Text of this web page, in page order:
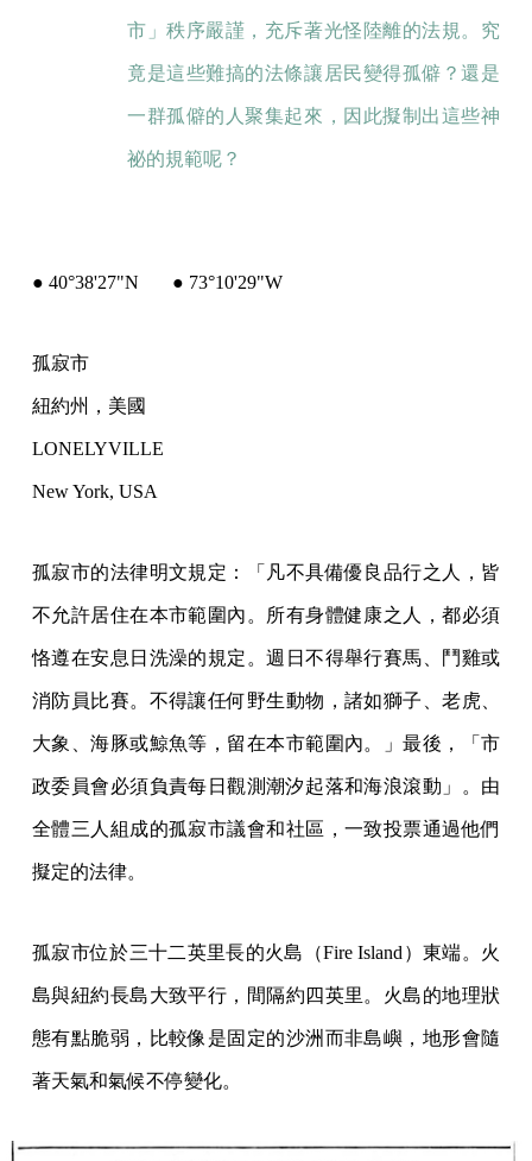
市」秩序嚴謹，充斥著光怪陸離的法規。究
竟是這些難搞的法條讓居民變得孤僻？還是
一群孤僻的人聚集起來，因此擬制出這些神
祕的規範呢？
● 40°38'27"N ● 73°10'29"W
孤寂市
紐約州，美國
LONELYVILLE
New York, USA
孤寂市的法律明文規定：「凡不具備優良品行之人，皆
不允許居住在本市範圍內。所有身體健康之人，都必須
恪遵在安息日洗澡的規定。週日不得舉行賽馬、鬥雞或
消防員比賽。不得讓任何野生動物，諸如獅子、老虎、
大象、海豚或鯨魚等，留在本市範圍內。」最後，「市
政委員會必須負責每日觀測潮汐起落和海浪滾動」。由
全體三人組成的孤寂市議會和社區，一致投票通過他們
擬定的法律。
孤寂市位於三十二英里長的火島（Fire Island）東端。火
島與紐約長島大致平行，間隔約四英里。火島的地理狀
態有點脆弱，比較像是固定的沙洲而非島嶼，地形會隨
著天氣和氣候不停變化。